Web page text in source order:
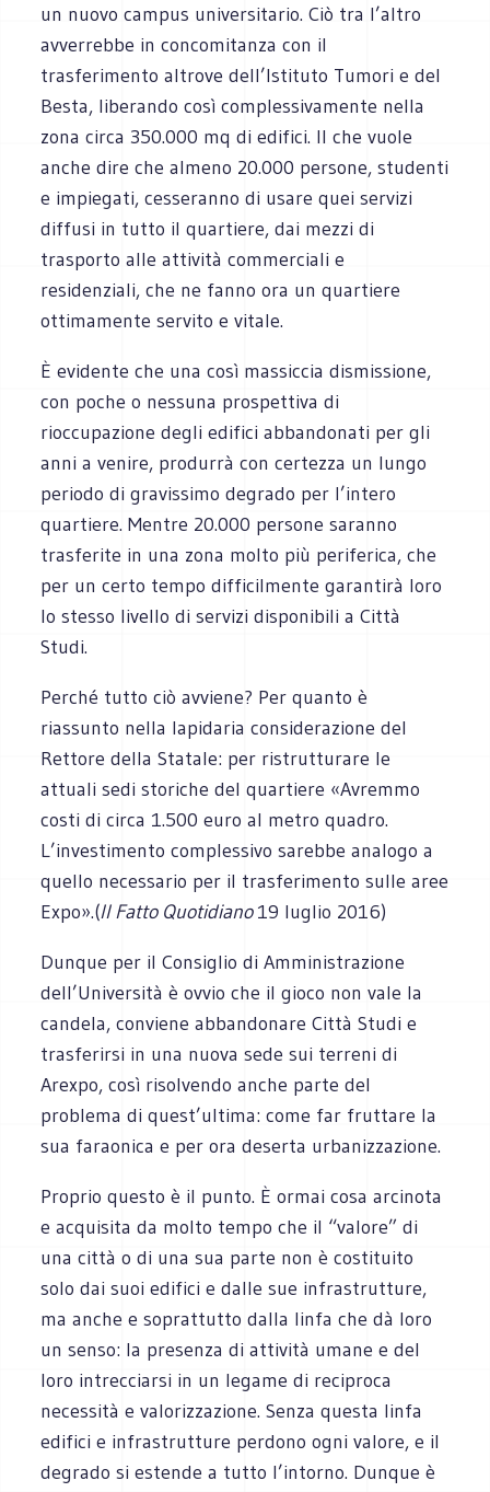
un nuovo campus universitario. Ciò tra l’altro
avverrebbe in concomitanza con il
trasferimento altrove dell’Istituto Tumori e del
Besta, liberando così complessivamente nella
zona circa 350.000 mq di edifici. Il che vuole
anche dire che almeno 20.000 persone, studenti
e impiegati, cesseranno di usare quei servizi
diffusi in tutto il quartiere, dai mezzi di
trasporto alle attività commerciali e
residenziali, che ne fanno ora un quartiere
ottimamente servito e vitale.
È evidente che una così massiccia dismissione,
con poche o nessuna prospettiva di
rioccupazione degli edifici abbandonati per gli
anni a venire, produrrà con certezza un lungo
periodo di gravissimo degrado per l’intero
quartiere. Mentre 20.000 persone saranno
trasferite in una zona molto più periferica, che
per un certo tempo difficilmente garantirà loro
lo stesso livello di servizi disponibili a Città
Studi.
Perché tutto ciò avviene? Per quanto è
riassunto nella lapidaria considerazione del
Rettore della Statale: per ristrutturare le
attuali sedi storiche del quartiere «Avremmo
costi di circa 1.500 euro al metro quadro.
L’investimento complessivo sarebbe analogo a
quello necessario per il trasferimento sulle aree
Expo».(Il Fatto Quotidiano19 luglio 2016)
Dunque per il Consiglio di Amministrazione
dell’Università è ovvio che il gioco non vale la
candela, conviene abbandonare Città Studi e
trasferirsi in una nuova sede sui terreni di
Arexpo, così risolvendo anche parte del
problema di quest’ultima: come far fruttare la
sua faraonica e per ora deserta urbanizzazione.
Proprio questo è il punto. È ormai cosa arcinota
e acquisita da molto tempo che il “valore” di
una città o di una sua parte non è costituito
solo dai suoi edifici e dalle sue infrastrutture,
ma anche e soprattutto dalla linfa che dà loro
un senso: la presenza di attività umane e del
loro intrecciarsi in un legame di reciproca
necessità e valorizzazione. Senza questa linfa
edifici e infrastrutture perdono ogni valore, e il
degrado si estende a tutto l’intorno. Dunque è